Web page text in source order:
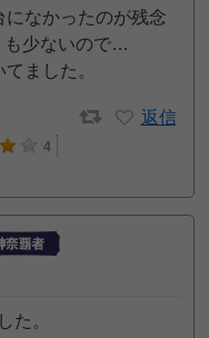
なかったのが残念
も少ないので…
ました。
返信
4
た。